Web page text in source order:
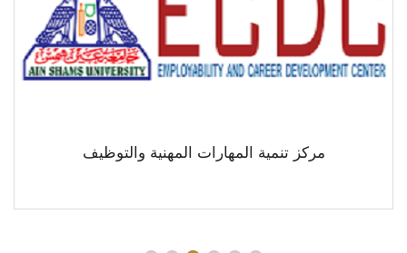
مركز تنمية المهارات المهنية والتوظيف